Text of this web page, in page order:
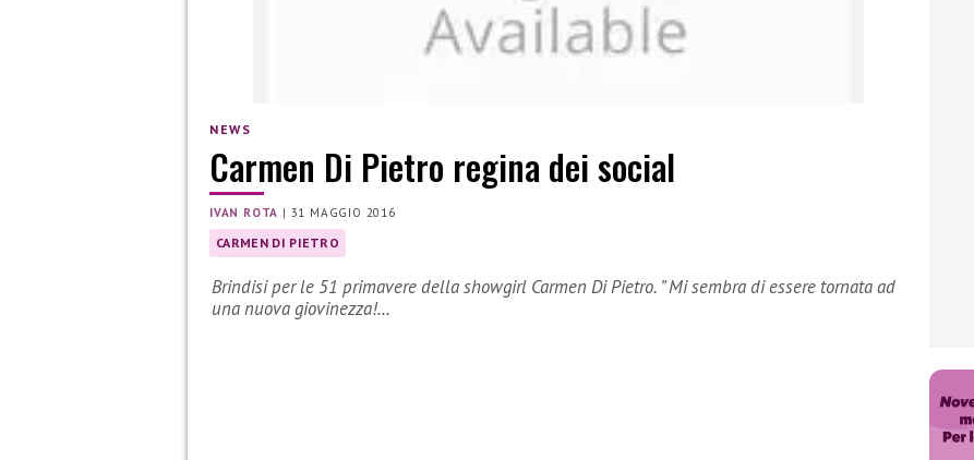
NEWS
Carmen Di Pietro regina dei social
IVAN ROTA | 31 MAGGIO 2016
CARMEN DI PIETRO
Brindisi per le 51 primavere della showgirl Carmen Di Pietro. ” Mi sembra di essere tornata ad
una nuova giovinezza!…